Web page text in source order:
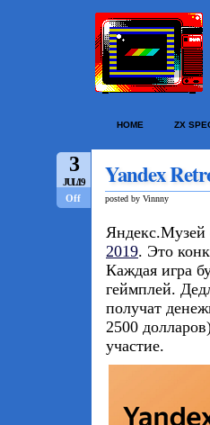
HOME ZX
3
JUL/19
Off
Yandex
posted by Vinnny
Яндекс.Музей
2019. Это
Каждая игра
геймплей.
получат
2500
участие.